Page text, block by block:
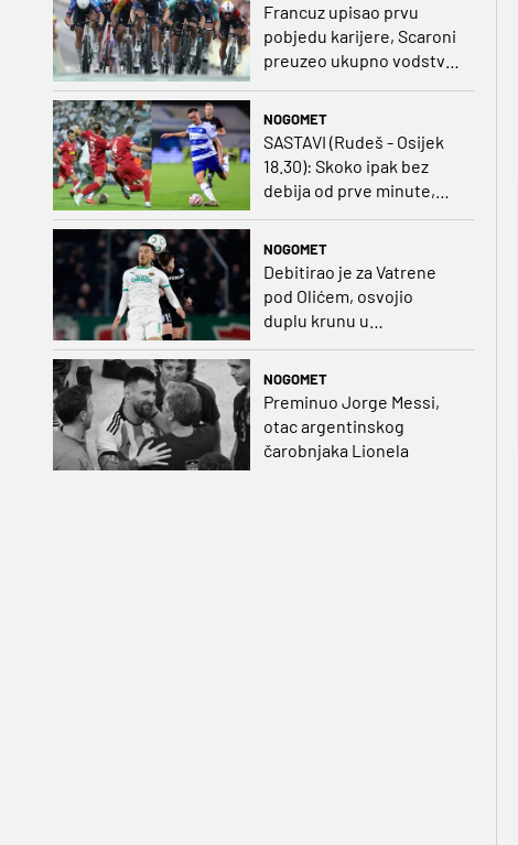
Francuz upisao prvu
pobjedu karijere, Scaroni
preuzeo ukupno vodstvo
NOGOMET
SASTAVI (Rudeš - Osijek
18.30): Skoko ipak bez
debija od prve minute,
gosti promijenili
prvo kolo
NOGOMET
Debitirao je za Vatrene
pod Olićem, osvojio
duplu krunu u
NOGOMET
Preminuo Jorge Messi,
otac argentinskog
čarobnjaka Lionela